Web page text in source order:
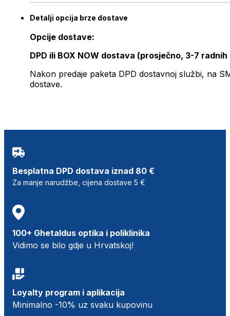
Detalji opcija brze dostave
Opcije dostave:
DPD ili BOX NOW dostava (prosječno, 3-7 radnih
Nakon predaje paketa DPD dostavnoj službi, na
dostave.
Besplatna DPD dostava iznad 80 €
Za manje narudžbe, cijena dostave 5 €
100+ Ghetaldus optika i poliklinika
Vidimo se bilo gdje u Hrvatskoj!
Loyalty program i aplikacija
Minimalno -10% uz svaku kupovinu